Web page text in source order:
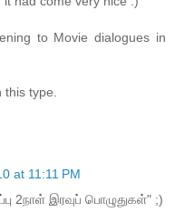
to Movie dialogues in
type.
at 11:11 PM
2நாள் இரவுப் பொழுதுகள்" ;)